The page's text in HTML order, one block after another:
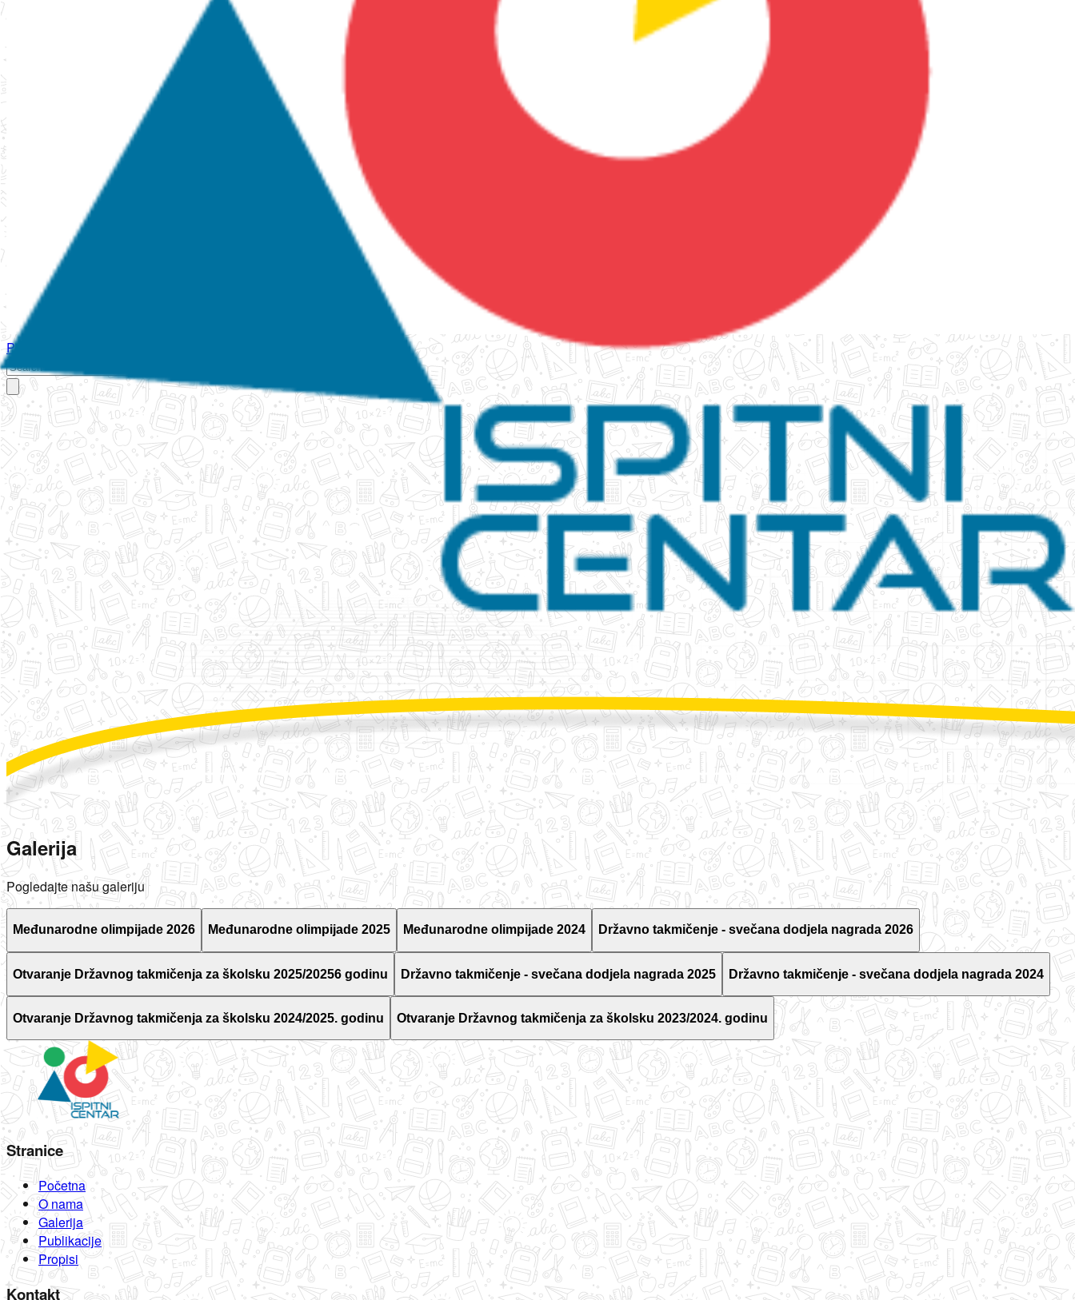
Početna
Galerija
Pogledajte našu galeriju
Međunarodne olimpijade 2026 Međunarodne olimpijade 2025 Međunarodne olimpijade 2024 Državno takmičenje - svečana dodjela nagrada 2026
Otvaranje Državnog takmičenja za školsku 2025/20256 godinu Državno takmičenje - svečana dodjela nagrada 2025 Državno takmičenje - svečana dodjela nagrada 2024
Otvaranje Državnog takmičenja za školsku 2024/2025. godinu Otvaranje Državnog takmičenja za školsku 2023/2024. godinu
Stranice
Početna
O nama
Galerija
Publikacije
Propisi
Kontakt